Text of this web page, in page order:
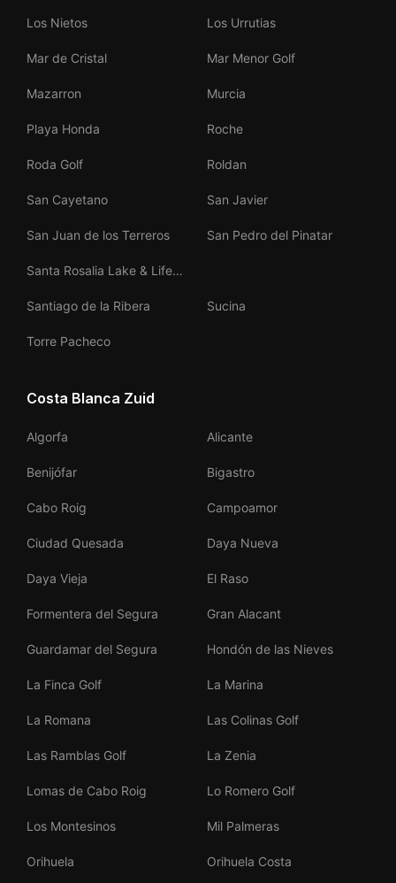
Los Nietos Los Urrutias
Mar de Cristal Mar Menor Golf
Mazarron Murcia
Playa Honda Roche
Roda Golf Roldan
San Cayetano San Javier
San Juan de los Terreros San Pedro del Pinatar
Santa Rosalia Lake & Life
Santiago de la Ribera
Sucina
Torre Pacheco
Costa Blanca Zuid
Algorfa Alicante
Benijófar Bigastro
Cabo Roig Campoamor
Ciudad Quesada Daya Nueva
Daya Vieja El Raso
Formentera del Segura Gran Alacant
Guardamar del Segura Hondón de las Nieves
La Finca Golf La Marina
La Romana Las Colinas Golf
Las Ramblas Golf La Zenia
Lomas de Cabo Roig Lo Romero Golf
Los Montesinos Mil Palmeras
Orihuela Orihuela Costa